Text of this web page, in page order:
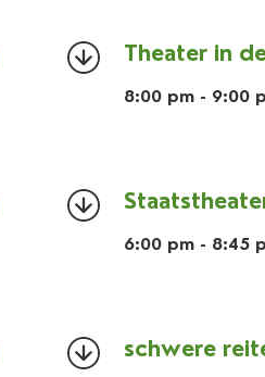
Theater in
8:00 pm - 9:00
6:00 pm - 8:45
schwere